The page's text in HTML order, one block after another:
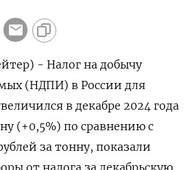
- Налог на добычу
(НДПИ) в России для
в декабре 2024 года
(+0,5%) по сравнению с
за тонну, показали
от налога за декабрьскую